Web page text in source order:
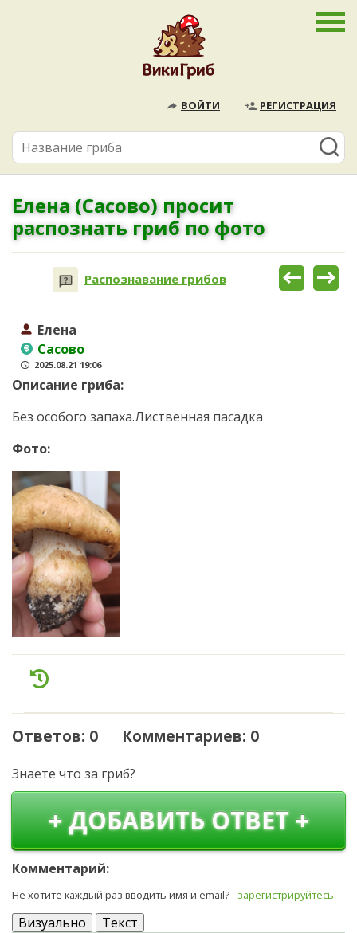
ВОЙТИ РЕГИСТРАЦИЯ
Елена (Сасово) просит
распознать гриб по фото
Распознавание грибов
Елена
Сасово
2025.08.21 19:06
Описание гриба:
Без особого запаха.Лиственная пасадка
Фото:
Ответов: 0 Комментариев: 0
Знаете что за гриб?
+ ДОБАВИТЬ ОТВЕТ +
Комментарий:
Не хотите каждый раз вводить имя и email? - зарегистрируйтесь.
Визуально Текст